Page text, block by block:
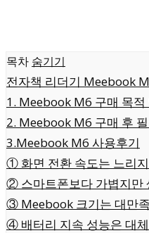
목차 숨기기
전자책 리더기 Meebook
1. Meebook M6 구매 목적
2. Meebook M6 구매 후
3.Meebook M6 사용후기
① 화면 전환 속도는 느리
② 스마트폰보다 가볍지만
③ Meebook 크기는 대만족
④ 배터리 지속 성능은 대